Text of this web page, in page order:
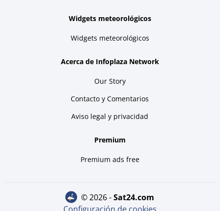
Widgets meteorológicos
Widgets meteorológicos
Acerca de Infoplaza Network
Our Story
Contacto y Comentarios
Aviso legal y privacidad
Premium
Premium ads free
© 2026 - sat24.com